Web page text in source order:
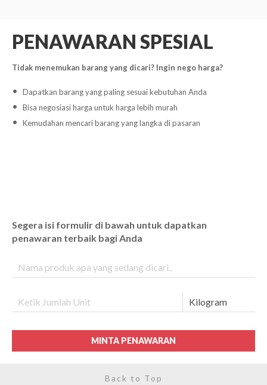
PENAWARAN SPESIAL
Tidak menemukan barang yang dicari? Ingin nego harga?
Dapatkan barang yang paling sesuai kebutuhan Anda
Bisa negosiasi harga untuk harga lebih murah
Kemudahan mencari barang yang langka di pasaran
Segera isi formulir di bawah untuk dapatkan
penawaran terbaik bagi Anda
MINTA PENAWARAN
Back to Top